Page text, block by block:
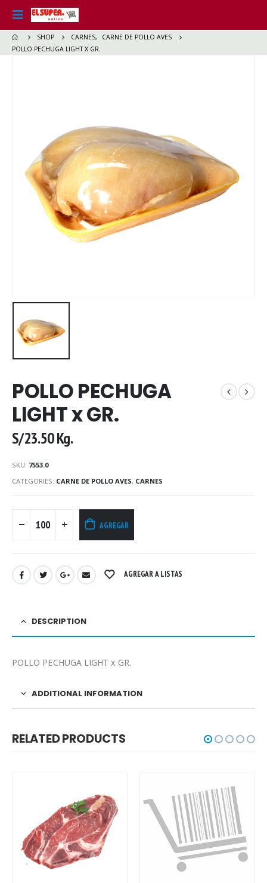
SHOP CARNES,
CARNE DE POLLO AVES
POLLO PECHUGA LIGHT X GR.
POLLO PECHUGA
LIGHT x GR.
S/23.50Kg.
SKU: 7553.0
CATEGORIES: CARNE DE POLLO AVES, CARNES
AGREGAR
AGREGAR A LISTAS
DESCRIPTION
POLLO PECHUGA LIGHT x GR.
ADDITIONAL INFORMATION
RELATED PRODUCTS